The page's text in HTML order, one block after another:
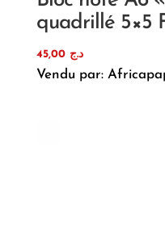
quadrillé 5×5
د.ج 45,00
Vendu par: